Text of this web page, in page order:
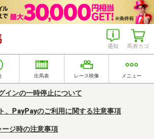
馬券カゴ
通知
出馬表 レース映像 メニュー
インの一時停止について
、PayPayのご利用に関する注意事項
ージ時の注意事項